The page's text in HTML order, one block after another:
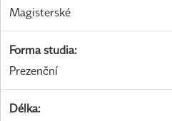
Magisterské
Forma studia:
Prezenční
Délka: